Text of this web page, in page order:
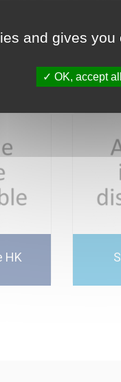
HK
and gives
OK, accept all